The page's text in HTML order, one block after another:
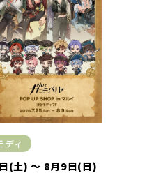
ディ
(土) ～ 8月9日(日)